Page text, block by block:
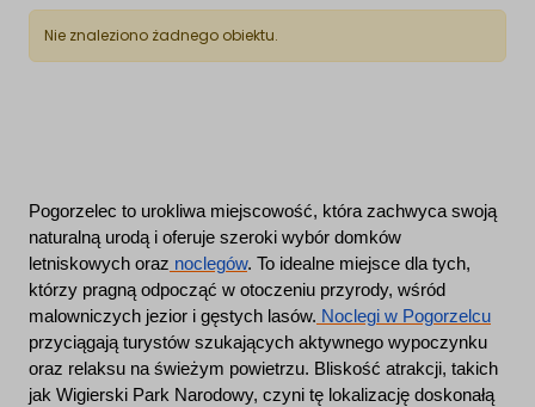
Nie znaleziono żadnego obiektu.
Pogorzelec to urokliwa miejscowość, która zachwyca swoją
naturalną urodą i oferuje szeroki wybór domków
letniskowych oraz noclegów. To idealne miejsce dla tych,
którzy pragną odpocząć w otoczeniu przyrody, wśród
malowniczych jezior i gęstych lasów. Noclegi w Pogorzelcu
przyciągają turystów szukających aktywnego wypoczynku
oraz relaksu na świeżym powietrzu. Bliskość atrakcji, takich
jak Wigierski Park Narodowy, czyni tę lokalizację doskonałą